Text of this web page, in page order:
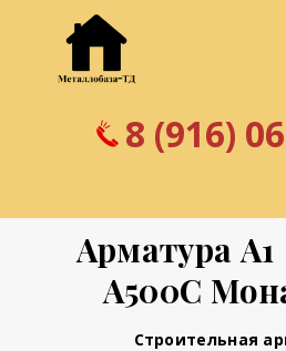
8 (916)
Арматура
А500С
Строительная